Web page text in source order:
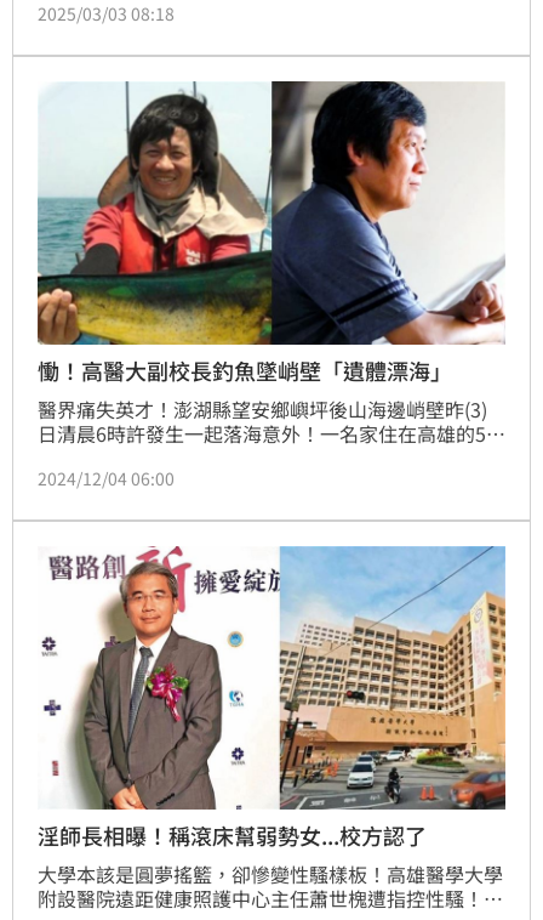
湯智秀老師，展出「雲野笙歌 II -愛瑪蓮 Emma Lien」
學 A館藝廊開展，歡迎喜愛藝術的民眾蒞臨參觀。
2025/03/03 08:18
慟！高醫大副校長釣魚墜峭壁「遺體漂海」
醫界痛失英才！澎湖縣望安鄉嶼坪後山海邊峭壁昨(3)
日清晨6時許發生一起落海意外！一名家住在高雄的57
體飄海上趕緊報警，送醫後仍不治。而死者身份也曝
深感痛心與不捨，將協助家屬辦理後續事宜。
2024/12/04 06:00
淫師長相曝！稱滾床幫弱勢女...校方認了
大學本該是圓夢搖籃，卻慘變性騷樣板！高雄醫學大學
附設醫院遠距健康照護中心主任蕭世槐遭指控性騷！今